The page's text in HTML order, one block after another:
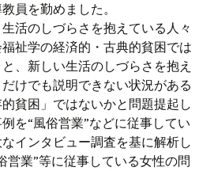
員を勤めました。
活のしづらさを抱えている人々
祉学の経済的・古典的貧困では
、新しい生活のしづらさを抱え
けでも説明できない状況がある
貧困」ではないかと問題提起し
を“風俗営業”などに従事してい
インタビュー調査を基に解析し
営業”等に従事している女性の問